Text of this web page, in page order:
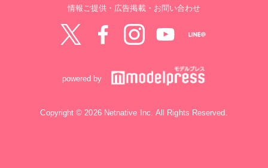
情報ご提供・広告掲載・お問い合わせ
powered by
Copyright © 2026 Netnative Inc. All Rights Reserved.